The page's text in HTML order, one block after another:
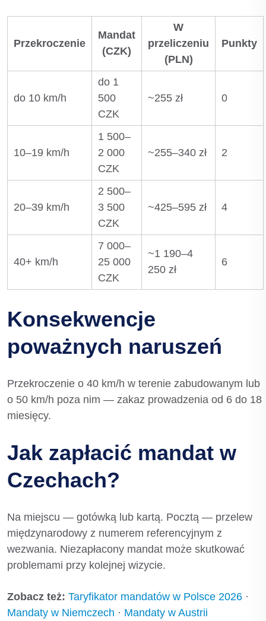
Przekroczenie
Mandat
(CZK)
W
przeliczeniu
(PLN)
Punkty
do 10 km/h
do 1
500
CZK
~255 zł 0
10–19 km/h
1 500–
2 000
CZK
~255–340 zł 2
20–39 km/h
2 500–
3 500
CZK
~425–595 zł 4
40+ km/h
7 000–
25 000
CZK
~1 190–4
250 zł
6
Konsekwencje
poważnych naruszeń
Przekroczenie o 40 km/h w terenie zabudowanym lub
o 50 km/h poza nim — zakaz prowadzenia od 6 do 18
miesięcy.
Jak zapłacić mandat w
Czechach?
Na miejscu — gotówką lub kartą. Pocztą — przelew
międzynarodowy z numerem referencyjnym z
wezwania. Niezapłacony mandat może skutkować
problemami przy kolejnej wizycie.
Zobacz też: Taryfikator mandatów w Polsce 2026 ·
Mandaty w Niemczech · Mandaty w Austrii